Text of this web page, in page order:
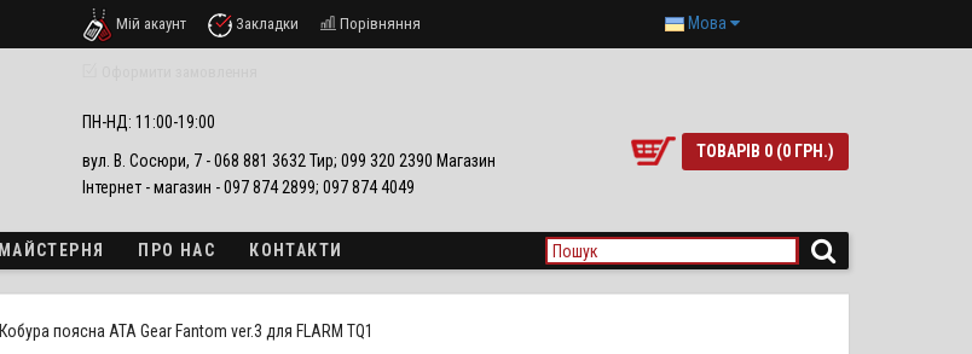
Мій акаунт Закладки Порівняння Мова
ПН-НД: 11:00-19:00
вул. В. Сосюри, 7 - 068 881 3632 Тир; 099 320 2390 Магазин
Інтернет - магазин - 097 874 2899; 097 874 4049
ТОВАРІВ 0 (0 ГРН.)
МАЙСТЕРНЯ ПРО НАС КОНТАКТИ
Кобура поясна ATA Gear Fantom ver.3 для FLARM TQ1